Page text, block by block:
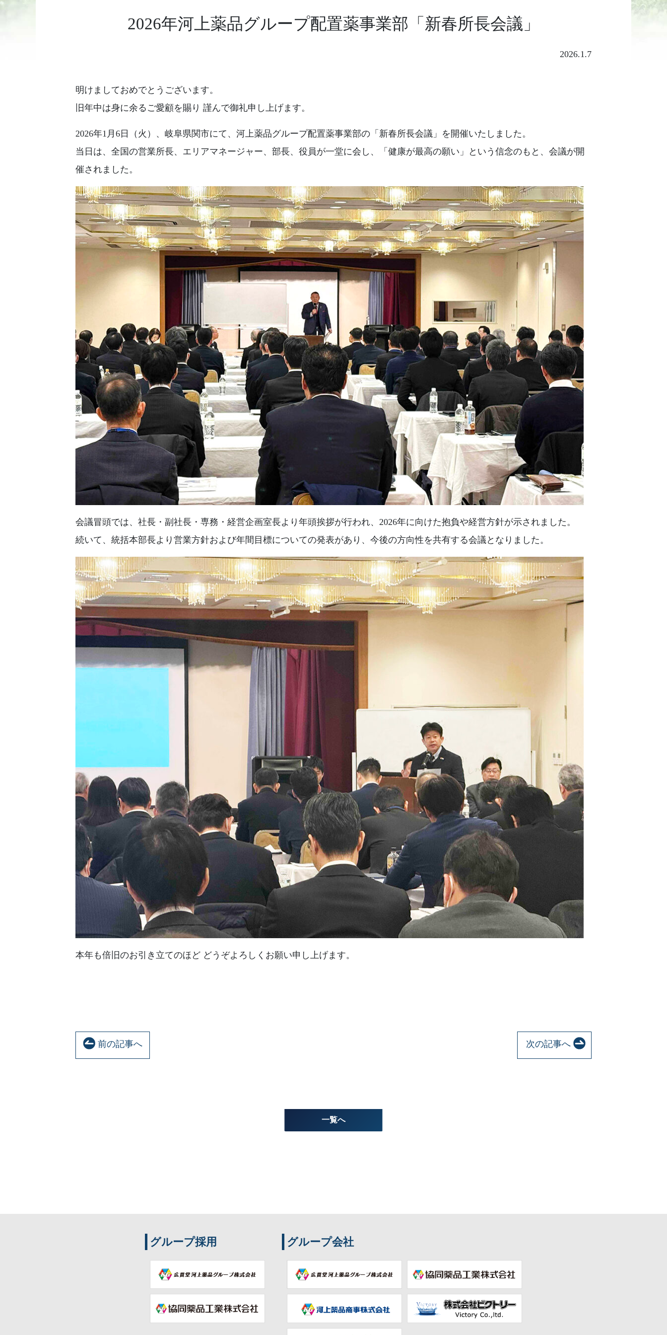
2026年河上薬品グループ配置薬事業部「新春所長会議」
2026.1.7
明けましておめでとうございます。
旧年中は身に余るご愛顧を賜り 謹んで御礼申し上げます。
2026年1月6日（火）、岐阜県関市にて、河上薬品グループ配置薬事業部の「新春所長会議」を開催いたしました。
当日は、全国の営業所長、エリアマネージャー、部長、役員が一堂に会し、「健康が最高の願い」という信念のもと、会議が開
催されました。
会議冒頭では、社長・副社長・専務・経営企画室長より年頭挨拶が行われ、2026年に向けた抱負や経営方針が示されました。
続いて、統括本部長より営業方針および年間目標についての発表があり、今後の方向性を共有する会議となりました。
本年も倍旧のお引き立てのほど どうぞよろしくお願い申し上げます。
前の記事へ 次の記事へ
一覧へ
グループ採用 グループ会社